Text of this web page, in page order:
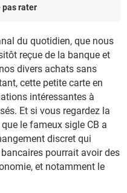
pas rater
du quotidien, que nous
reçue de la banque et
divers achats sans
cette petite carte en
intéressantes à
Et si vous regardez la
le fameux sigle CB a
discret qui
pourrait avoir des
et notamment le